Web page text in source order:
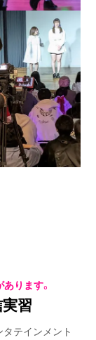
ります。
習
テインメント